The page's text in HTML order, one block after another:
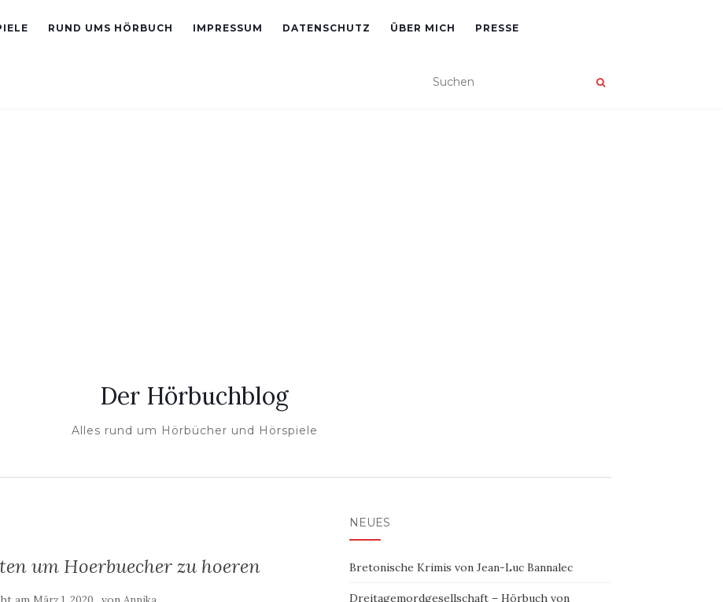
RUND UMS HÖRBUCH IMPRESSUM DATENSCHUTZ ÜBER MICH PRESSE
Der Hörbuchblog
Alles rund um Hörbücher und Hörspiele
um Hoerbuecher zu hoeren
NEUES
Bretonische Krimis von Jean-Luc Bannalec
Dreitagemordgesellschaft – Hörbuch von